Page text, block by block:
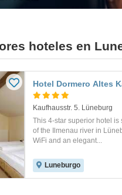
hoteles en
Hotel Dormero Altes
Kaufhausstr. 5. Lüneburg
This 4-star superior hotel is
of the Ilmenau river in
WiFi and an elegant...
Luneburgo